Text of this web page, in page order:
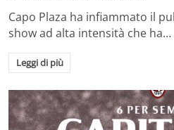
Capo Plaza ha infiammato il
show ad alta intensità che ha…
Leggi di più